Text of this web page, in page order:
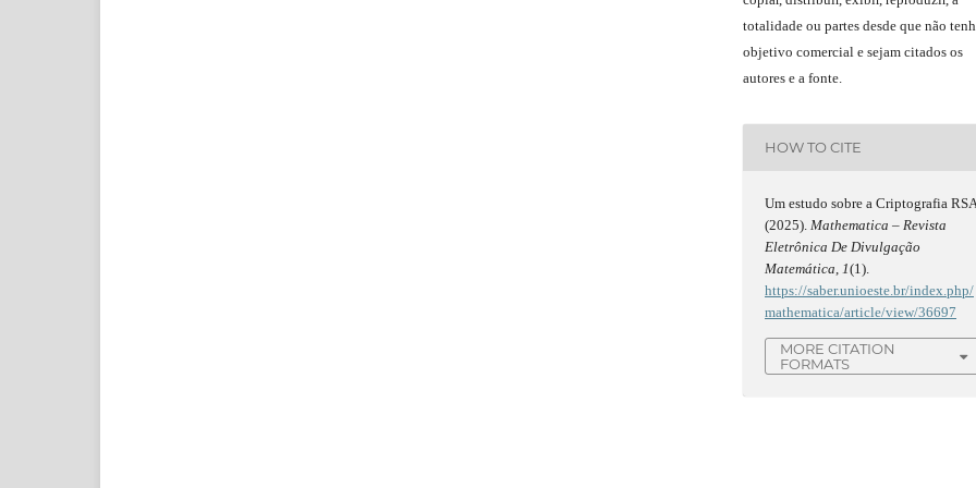
totalidade ou partes desde que não
objetivo comercial e sejam citados os
autores e a fonte.
HOW TO CITE
Um estudo sobre a Criptografia
(2025). Mathematica – Revista
Eletrônica De Divulgação
Matemática 1(1).
https://saber.unioeste.br/index.php/
mathematica/article/view/36697
MORE CITATION
FORMATS